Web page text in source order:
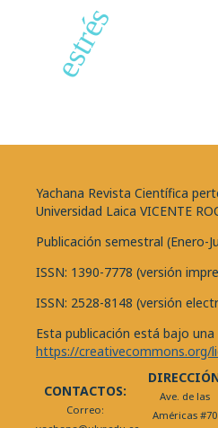
estrés
Yachana Revista Científica
Universidad Laica VICENTE
Publicación semestral (Enero-
ISSN: 1390-7778 (versión
ISSN: 2528-8148 (versión
Esta publicación está bajo una
https://creativecommons.org/
CONTACTOS:
Correo:
Ave. de las
Américas #70